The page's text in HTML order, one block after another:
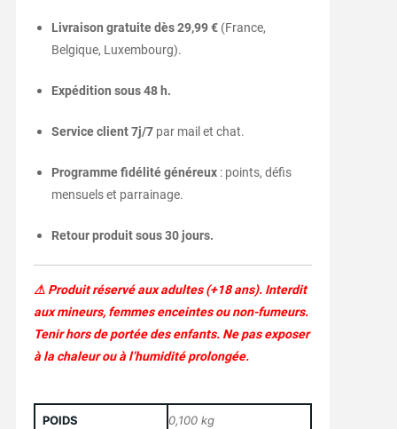
Livraison gratuite dès 29,99 €(France,
Belgique, Luxembourg).
Expédition sous 48 h.
Service client 7j/7par mail et chat.
Programme fidélité généreux: points, défis
mensuels et parrainage.
Retour produit sous 30 jours.
⚠ Produit réservé aux adultes (+18 ans). Interdit
aux mineurs, femmes enceintes ou non-fumeurs.
Tenir hors de portée des enfants. Ne pas exposer
à la chaleur ou à l’humidité prolongée.
POIDS 0,100 kg